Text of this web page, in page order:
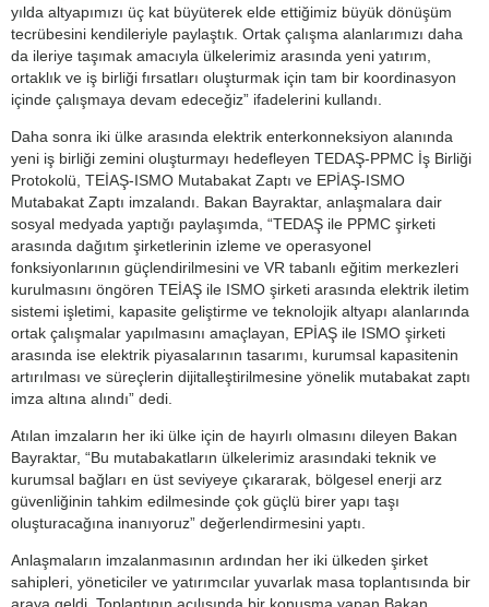
yılda altyapımızı üç kat büyüterek elde ettiğimiz büyük dönüşüm
tecrübesini kendileriyle paylaştık. Ortak çalışma alanlarımızı daha
da ileriye taşımak amacıyla ülkelerimiz arasında yeni yatırım,
ortaklık ve iş birliği fırsatları oluşturmak için tam bir koordinasyon
içinde çalışmaya devam edeceğiz” ifadelerini kullandı.
Daha sonra iki ülke arasında elektrik enterkonneksiyon alanında
yeni iş birliği zemini oluşturmayı hedefleyen TEDAŞ-PPMC İş Birliği
Protokolü, TEİAŞ-ISMO Mutabakat Zaptı ve EPİAŞ-ISMO
Mutabakat Zaptı imzalandı. Bakan Bayraktar, anlaşmalara dair
sosyal medyada yaptığı paylaşımda, “TEDAŞ ile PPMC şirketi
arasında dağıtım şirketlerinin izleme ve operasyonel
fonksiyonlarının güçlendirilmesini ve VR tabanlı eğitim merkezleri
kurulmasını öngören TEİAŞ ile ISMO şirketi arasında elektrik iletim
sistemi işletimi, kapasite geliştirme ve teknolojik altyapı alanlarında
ortak çalışmalar yapılmasını amaçlayan, EPİAŞ ile ISMO şirketi
arasında ise elektrik piyasalarının tasarımı, kurumsal kapasitenin
artırılması ve süreçlerin dijitalleştirilmesine yönelik mutabakat zaptı
imza altına alındı” dedi.
Atılan imzaların her iki ülke için de hayırlı olmasını dileyen Bakan
Bayraktar, “Bu mutabakatların ülkelerimiz arasındaki teknik ve
kurumsal bağları en üst seviyeye çıkararak, bölgesel enerji arz
güvenliğinin tahkim edilmesinde çok güçlü birer yapı taşı
oluşturacağına inanıyoruz” değerlendirmesini yaptı.
Anlaşmaların imzalanmasının ardından her iki ülkeden şirket
sahipleri, yöneticiler ve yatırımcılar yuvarlak masa toplantısında bir
araya geldi. Toplantının açılışında bir konuşma yapan Bakan